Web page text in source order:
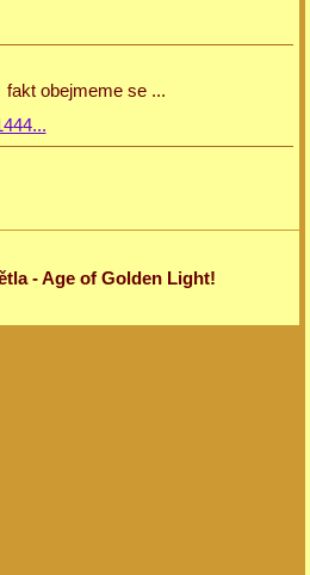
obejmeme se ...
- Age of Golden Light!